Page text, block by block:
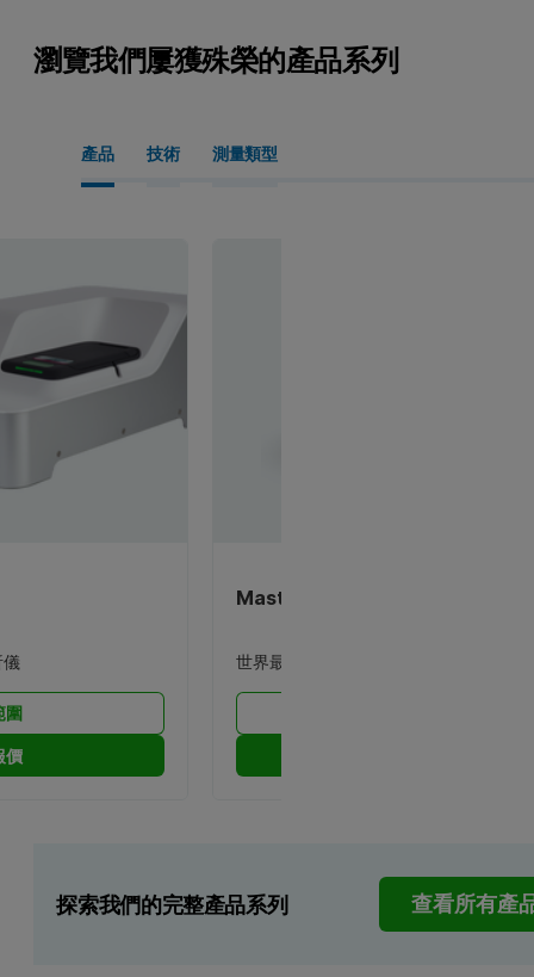
瀏覽我們屢獲殊榮的產品系列
產品 技術 測量類型
儀
圍
價
Mastersizer 系列
世界最受歡迎的粒徑分析儀
探索我們的完整產品系列 查看所有產